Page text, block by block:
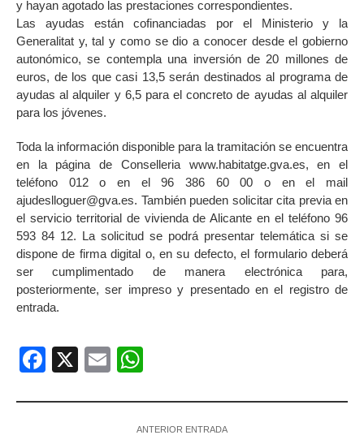
y hayan agotado las prestaciones correspondientes.
Las ayudas están cofinanciadas por el Ministerio y la
Generalitat y, tal y como se dio a conocer desde el gobierno
autonómico, se contempla una inversión de 20 millones de
euros, de los que casi 13,5 serán destinados al programa de
ayudas al alquiler y 6,5 para el concreto de ayudas al alquiler
para los jóvenes.
Toda la información disponible para la tramitación se encuentra
en la página de Conselleria www.habitatge.gva.es, en el
teléfono 012 o en el 96 386 60 00 o en el mail
ajudeslloguer@gva.es. También pueden solicitar cita previa en
el servicio territorial de vivienda de Alicante en el teléfono 96
593 84 12. La solicitud se podrá presentar telemática si se
dispone de firma digital o, en su defecto, el formulario deberá
ser cumplimentado de manera electrónica para,
posteriormente, ser impreso y presentado en el registro de
entrada.
Facebook
X Email
ANTERIOR ENTRADA